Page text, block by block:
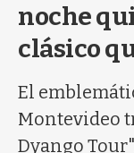
noche
clásico
El
Montevideo
Dyango